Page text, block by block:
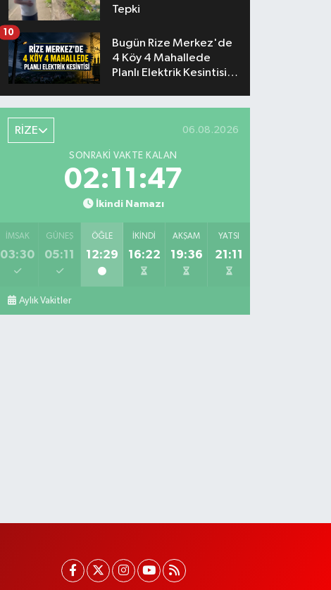
Tepki
Bugün Rize Merkez'de
4 Köy 4 Mahallede
Planlı Elektrik Kesintisi
10
RİZE 06.08.2026
SONRAKI VAKTE KALAN
02:11:46
İkindi Namazı
İMSAK
03:30
GÜNEŞ
05:11
ÖĞLE
12:29
İKINDI
16:22
AKŞAM
19:36
YATSI
21:11
Aylık Vakitler